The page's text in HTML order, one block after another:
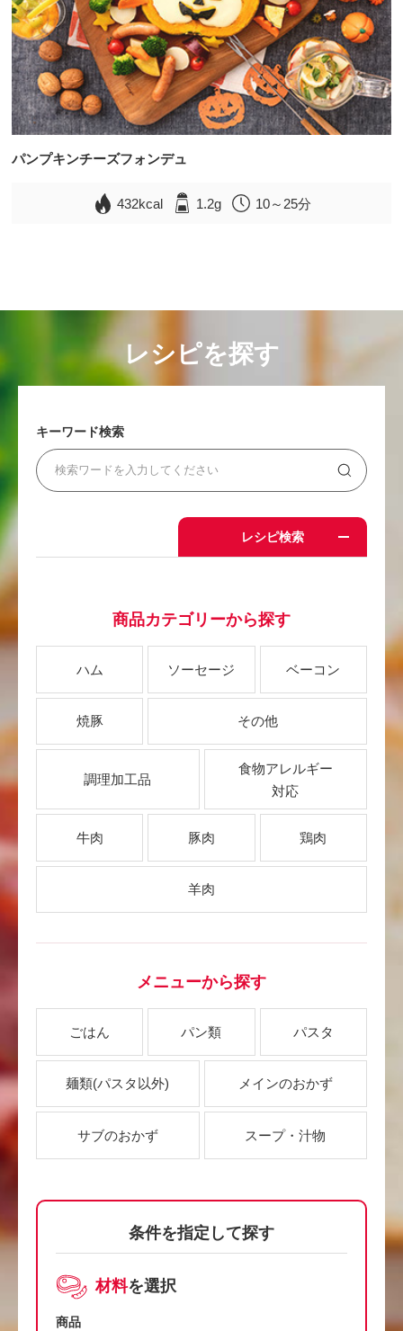
パンプキンチーズフォンデュ
432kcal 1.2g 10～25分
レシピを探す
キーワード検索
レシピ検索
商品カテゴリーから探す
ハム ソーセージ ベーコン
焼豚 その他
調理加工品
食物アレルギー
対応
牛肉 豚肉 鶏肉
羊肉
メニューから探す
ごはん パン類 パスタ
麺類(パスタ以外) メインのおかず
サブのおかず スープ・汁物
条件を指定して探す
材料を選択
商品